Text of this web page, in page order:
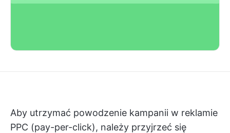
Aby utrzymać powodzenie kampanii w reklamie
PPC (pay-per-click), należy przyjrzeć się